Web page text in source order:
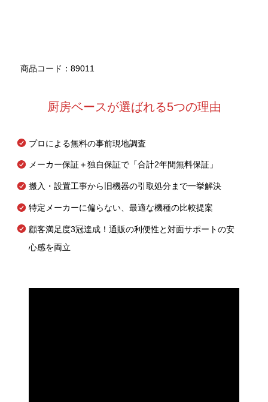
商品コード：89011
厨房ベースが選ばれる5つの理由
プロによる無料の事前現地調査
メーカー保証＋独自保証で「合計2年間無料保証」
搬入・設置工事から旧機器の引取処分まで一挙解決
特定メーカーに偏らない、最適な機種の比較提案
顧客満足度3冠達成！通販の利便性と対面サポートの安
心感を両立